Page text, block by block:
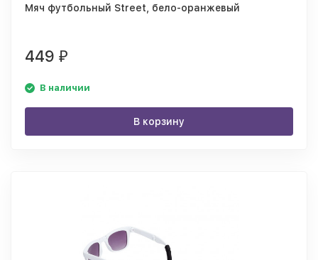
Мяч футбольный Street, бело-оранжевый
449 ₽
В наличии
В корзину